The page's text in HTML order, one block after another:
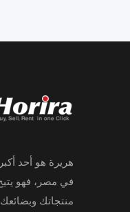
هريرة هو أحد
في مصر، فهو
منتجاتك